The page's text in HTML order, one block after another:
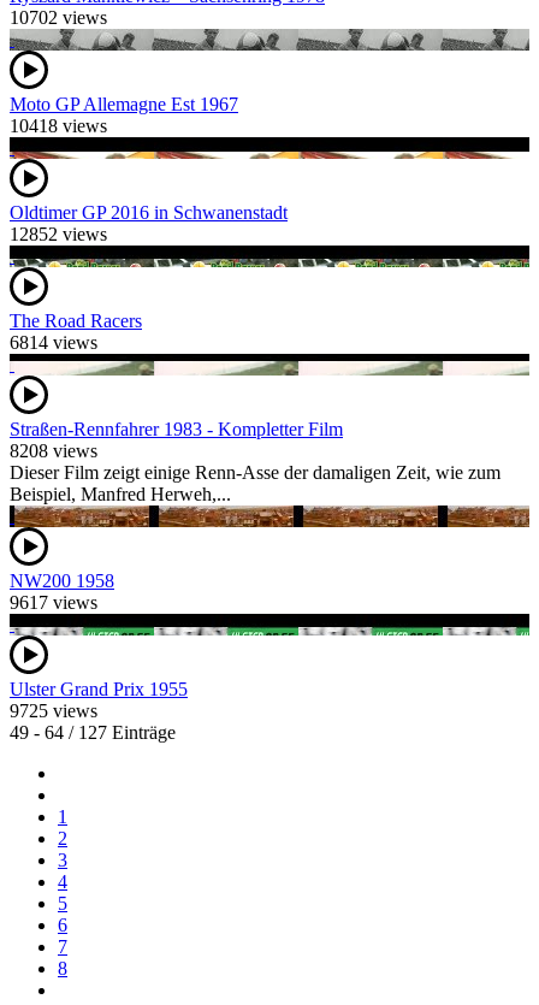
10702 views
Moto GP Allemagne Est 1967
10418 views
Oldtimer GP 2016 in Schwanenstadt
12852 views
The Road Racers
6814 views
Straßen-Rennfahrer 1983 - Kompletter Film
8208 views
Dieser Film zeigt einige Renn-Asse der damaligen Zeit, wie zum
Beispiel, Manfred Herweh,...
NW200 1958
9617 views
Ulster Grand Prix 1955
9725 views
49 - 64 / 127 Einträge
1
2
3
4
5
6
7
8